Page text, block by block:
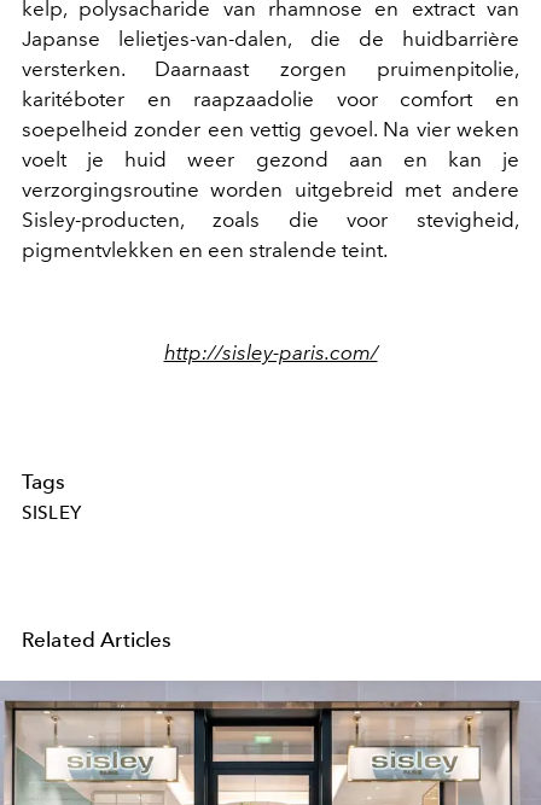
kelp, polysacharide van rhamnose en extract van
Japanse lelietjes-van-dalen, die de huidbarrière
versterken. Daarnaast zorgen pruimenpitolie,
karitéboter en raapzaadolie voor comfort en
soepelheid zonder een vettig gevoel. Na vier weken
voelt je huid weer gezond aan en kan je
verzorgingsroutine worden uitgebreid met andere
Sisley-producten, zoals die voor stevigheid,
pigmentvlekken en een stralende teint.
http://sisley-paris.com/
Tags
SISLEY
Related Articles